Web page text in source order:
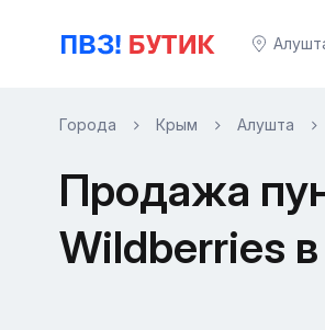
Города Крым Алушта
Продажа
Wildberries